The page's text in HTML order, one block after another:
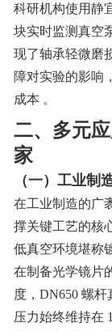
科研机构使用静
块实时监测真空
现了轴承轻微磨
障对实验的影响
成本 。
二、多元
家
（一）工业制
在工业制造的广
撑关键工艺的核
低真空环境堪称
在制备光学镜片
度，DN650 螺
压力始终维持在